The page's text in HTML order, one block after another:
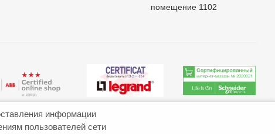
помещение 1102
информации
пользователей сети